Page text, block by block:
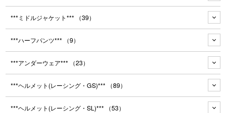
***ミドルジャケット*** （39）
***ハーフパンツ*** （9）
***アンダーウェア*** （23）
***ヘルメット(レーシング・GS)*** （89）
***ヘルメット(レーシング・SL)*** （53）